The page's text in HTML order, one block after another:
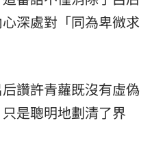
深處對「同為卑微求
后讚許青蘿既沒有虛偽
是聰明地劃清了界